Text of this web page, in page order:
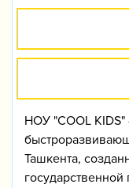
НОУ "COOL KIDS"
Ташкента,